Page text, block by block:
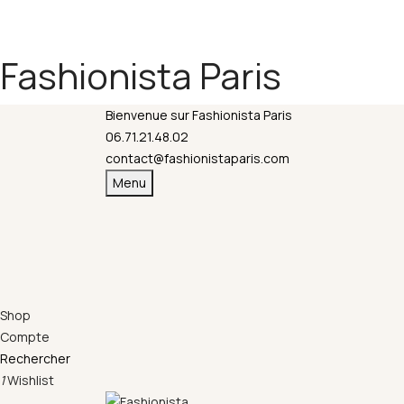
Fashionista Paris
Bienvenue sur Fashionista Paris
06.71.21.48.02
contact@fashionistaparis.com
Menu
Shop
Compte
Rechercher
1Wishlist